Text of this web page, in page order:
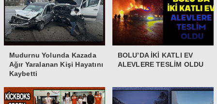
Mudurnu Yolunda Kazada
Ağır Yaralanan Kişi Hayatını
Kaybetti
BOLU’DA İKİ KATLI EV
ALEVLERE TESLİM OLDU